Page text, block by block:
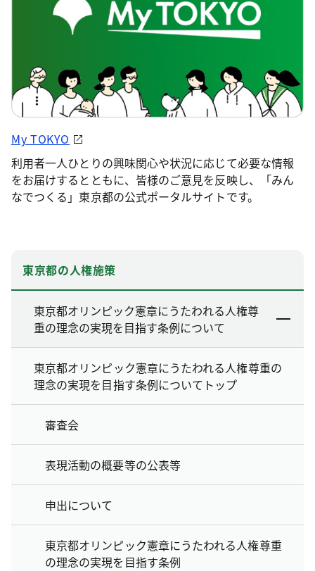
My TOKYO
利用者一人ひとりの興味関心や状況に応じて必要な情報
をお届けするとともに、皆様のご意見を反映し、「みん
なでつくる」東京都の公式ポータルサイトです。
東京都の人権施策
東京都オリンピック憲章にうたわれる人権尊
重の理念の実現を目指す条例について
東京都オリンピック憲章にうたわれる人権尊重の
理念の実現を目指す条例についてトップ
審査会
表現活動の概要等の公表等
申出について
東京都オリンピック憲章にうたわれる人権尊重
の理念の実現を目指す条例